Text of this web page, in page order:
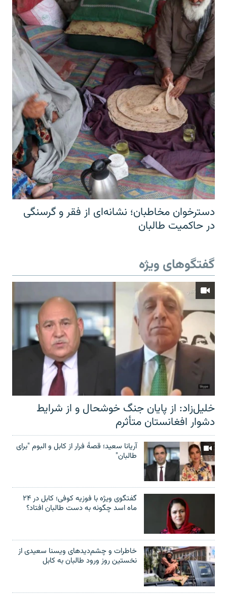
دسترخوان مخاطبان؛ نشانه‌ای از فقر و گرسنگی
در حاکمیت طالبان
گفتگوهای ویژه
خلیل‌زاد: از پایان جنگ خوشحال و از شرایط
دشوار افغانستان متأثرم
آریانا سعید؛ قصۀ فرار از کابل و البوم "برای
طالبان"
گفتگوی ویژه با فوزیه کوفی؛ کابل در ۲۴
ماه اسد چگونه به دست طالبان افتاد؟
خاطرات و چشم‌دید‌های ویسنا سعیدی از
نخستین روز ورود طالبان به کابل